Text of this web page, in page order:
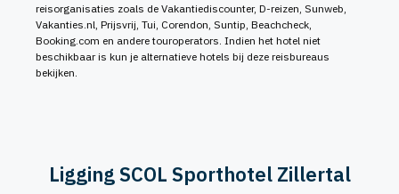
reisorganisaties zoals de Vakantiediscounter, D-reizen, Sunweb,
Vakanties.nl, Prijsvrij, Tui, Corendon, Suntip, Beachcheck,
Booking.com en andere touroperators. Indien het hotel niet
beschikbaar is kun je alternatieve hotels bij deze reisbureaus
bekijken.
Ligging SCOL Sporthotel Zillertal